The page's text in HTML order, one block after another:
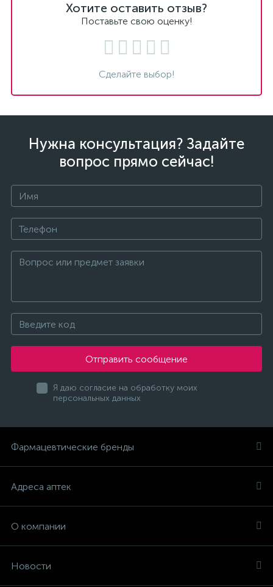
Хотите оставить отзыв?
Поставьте свою оценку!
Сделайте выбор!
Нужна консультация? Задайте
вопрос прямо сейчас!
Отправить сообщение
Я даю согласие на обработку моих
персональных данных
Фармацевтические бренды
Адреса аптек
О компании
Новости